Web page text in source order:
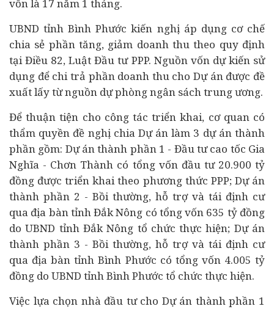
vốn là 17 năm 1 tháng.
UBND tỉnh Bình Phước kiến nghị áp dụng cơ chế
chia sẻ phần tăng, giảm doanh thu theo quy định
tại Điều 82, Luật Đầu tư PPP. Nguồn vốn dự kiến sử
dụng để chi trả phần doanh thu cho Dự án được đề
xuất lấy từ nguồn dự phòng ngân sách trung ương.
Để thuận tiện cho công tác triển khai, cơ quan có
thẩm quyền đề nghị chia Dự án làm 3 dự án thành
phần gồm: Dự án thành phần 1 - Đầu tư cao tốc Gia
Nghĩa - Chơn Thành có tổng vốn đầu tư 20.900 tỷ
đồng được triển khai theo phương thức PPP; Dự án
thành phần 2 - Bồi thường, hỗ trợ và tái định cư
qua địa bàn tỉnh Đắk Nông có tổng vốn 635 tỷ đồng
do UBND tỉnh Đắk Nông tổ chức thực hiện; Dự án
thành phần 3 - Bồi thường, hỗ trợ và tái định cư
qua địa bàn tỉnh Bình Phước có tổng vốn 4.005 tỷ
đồng do UBND tỉnh Bình Phước tổ chức thực hiện.
Việc lựa chọn nhà đầu tư cho Dự án thành phần 1